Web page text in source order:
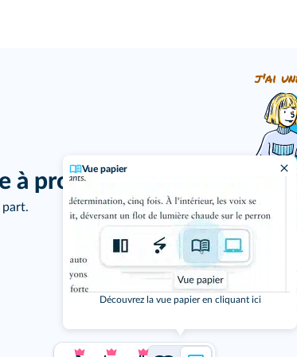
Vue papier
Découvrez la vue papier en cliquant ici
à proposer ?
part.
j'ai